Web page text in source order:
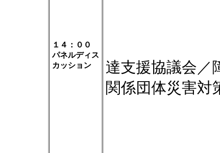
１４：００
パネルディス
カッション
達支援協議会／
関係団体災害対